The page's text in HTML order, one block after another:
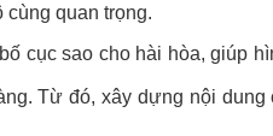
quan trọng.
cục sao cho hài hòa, giúp
Từ đó, xây dựng nội